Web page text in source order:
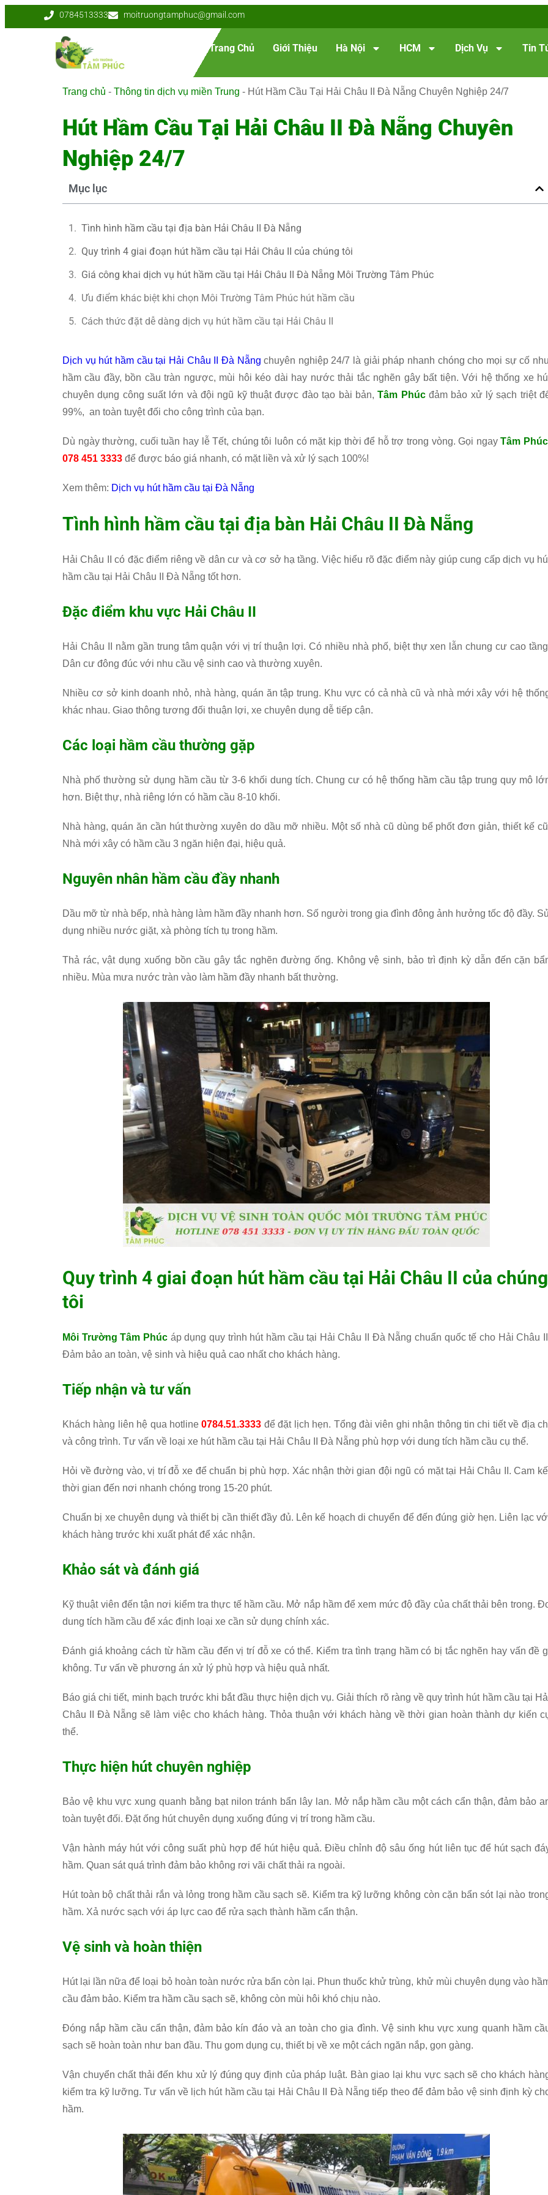
0784513333 moitruongtamphuc@gmail.com
Trang Chủ Giới Thiệu Hà Nội HCM Dịch Vụ Tin
Trang chủ - Thông tin dịch vụ miền Trung - Hút Hầm Cầu Tại Hải Châu II Đà Nẵng Chuyên Nghiệp 24/7
Hút Hầm Cầu Tại Hải Châu II Đà Nẵng Chuyên
Nghiệp 24/7
Mục lục
Tình hình hầm cầu tại địa bàn Hải Châu II Đà Nẵng
Quy trình 4 giai đoạn hút hầm cầu tại Hải Châu II của chúng tôi
Giá công khai dịch vụ hút hầm cầu tại Hải Châu II Đà Nẵng Môi Trường Tâm Phúc
Ưu điểm khác biệt khi chọn Môi Trường Tâm Phúc hút hầm cầu
Cách thức đặt dễ dàng dịch vụ hút hầm cầu tại Hải Châu II
Dịch vụ hút hầm cầu tại Hải Châu II Đà Nẵng chuyên nghiệp 24/7 là giải pháp nhanh chóng cho mọi sự cố
hầm cầu đầy, bồn cầu tràn ngược, mùi hôi kéo dài hay nước thải tắc nghẽn gây bất tiện. Với hệ thống xe
chuyên dụng công suất lớn và đội ngũ kỹ thuật được đào tạo bài bản,Tâm Phúcđảm bảo xử lý sạch triệt
99%, an toàn tuyệt đối cho công trình của bạn.
Dù ngày thường, cuối tuần hay lễ Tết, chúng tôi luôn có mặt kịp thời để hỗ trợ trong vòng. Gọi ngayTâm Phúc
078 451 3333 để được báo giá nhanh, có mặt liền và xử lý sạch 100%!
Xem thêm: Dịch vụ hút hầm cầu tại Đà Nẵng
Tình hình hầm cầu tại địa bàn Hải Châu II Đà Nẵng
Hải Châu II có đặc điểm riêng về dân cư và cơ sở hạ tầng. Việc hiểu rõ đặc điểm này giúp cung cấp dịch vụ
hầm cầu tại Hải Châu II Đà Nẵng tốt hơn.
Đặc điểm khu vực Hải Châu II
Hải Châu II nằm gần trung tâm quận với vị trí thuận lợi. Có nhiều nhà phố, biệt thự xen lẫn chung cư cao
Dân cư đông đúc với nhu cầu vệ sinh cao và thường xuyên.
Nhiều cơ sở kinh doanh nhỏ, nhà hàng, quán ăn tập trung. Khu vực có cả nhà cũ và nhà mới xây với hệ
khác nhau. Giao thông tương đối thuận lợi, xe chuyên dụng dễ tiếp cận.
Các loại hầm cầu thường gặp
Nhà phố thường sử dụng hầm cầu từ 3-6 khối dung tích. Chung cư có hệ thống hầm cầu tập trung quy mô
hơn. Biệt thự, nhà riêng lớn có hầm cầu 8-10 khối.
Nhà hàng, quán ăn cần hút thường xuyên do dầu mỡ nhiều. Một số nhà cũ dùng bể phốt đơn giản, thiết kế
Nhà mới xây có hầm cầu 3 ngăn hiện đại, hiệu quả.
Nguyên nhân hầm cầu đầy nhanh
Dầu mỡ từ nhà bếp, nhà hàng làm hầm đầy nhanh hơn. Số người trong gia đình đông ảnh hưởng tốc độ đầy.
dụng nhiều nước giặt, xà phòng tích tụ trong hầm.
Thả rác, vật dụng xuống bồn cầu gây tắc nghẽn đường ống. Không vệ sinh, bảo trì định kỳ dẫn đến cặn
nhiều. Mùa mưa nước tràn vào làm hầm đầy nhanh bất thường.
Quy trình 4 giai đoạn hút hầm cầu tại Hải Châu II của chúng
tôi
Môi Trường Tâm Phúcáp dụng quy trình hút hầm cầu tại Hải Châu II Đà Nẵng chuẩn quốc tế cho Hải Châu
Đảm bảo an toàn, vệ sinh và hiệu quả cao nhất cho khách hàng.
Tiếp nhận và tư vấn
Khách hàng liên hệ qua hotline0784.51.3333 để đặt lịch hẹn. Tổng đài viên ghi nhận thông tin chi tiết về địa
và công trình. Tư vấn về loại xe hút hầm cầu tại Hải Châu II Đà Nẵng phù hợp với dung tích hầm cầu cụ thể.
Hỏi về đường vào, vị trí đỗ xe để chuẩn bị phù hợp. Xác nhận thời gian đội ngũ có mặt tại Hải Châu II. Cam
thời gian đến nơi nhanh chóng trong 15-20 phút.
Chuẩn bị xe chuyên dụng và thiết bị cần thiết đầy đủ. Lên kế hoạch di chuyển để đến đúng giờ hẹn. Liên lạc
khách hàng trước khi xuất phát để xác nhận.
Khảo sát và đánh giá
Kỹ thuật viên đến tận nơi kiểm tra thực tế hầm cầu. Mở nắp hầm để xem mức độ đầy của chất thải bên trong.
dung tích hầm cầu để xác định loại xe cần sử dụng chính xác.
Đánh giá khoảng cách từ hầm cầu đến vị trí đỗ xe có thể. Kiểm tra tình trạng hầm có bị tắc nghẽn hay vấn đề
không. Tư vấn về phương án xử lý phù hợp và hiệu quả nhất.
Báo giá chi tiết, minh bạch trước khi bắt đầu thực hiện dịch vụ. Giải thích rõ ràng về quy trình hút hầm cầu tại
Châu II Đà Nẵng sẽ làm việc cho khách hàng. Thỏa thuận với khách hàng về thời gian hoàn thành dự kiến
thể.
Thực hiện hút chuyên nghiệp
Bảo vệ khu vực xung quanh bằng bạt nilon tránh bẩn lây lan. Mở nắp hầm cầu một cách cẩn thận, đảm bảo
toàn tuyệt đối. Đặt ống hút chuyên dụng xuống đúng vị trí trong hầm cầu.
Vận hành máy hút với công suất phù hợp để hút hiệu quả. Điều chỉnh độ sâu ống hút liên tục để hút sạch
hầm. Quan sát quá trình đảm bảo không rơi vãi chất thải ra ngoài.
Hút toàn bộ chất thải rắn và lỏng trong hầm cầu sạch sẽ. Kiểm tra kỹ lưỡng không còn cặn bẩn sót lại nào
hầm. Xả nước sạch với áp lực cao để rửa sạch thành hầm cẩn thận.
Vệ sinh và hoàn thiện
Hút lại lần nữa để loại bỏ hoàn toàn nước rửa bẩn còn lại. Phun thuốc khử trùng, khử mùi chuyên dụng vào
cầu đảm bảo. Kiểm tra hầm cầu sạch sẽ, không còn mùi hôi khó chịu nào.
Đóng nắp hầm cầu cẩn thận, đảm bảo kín đáo và an toàn cho gia đình. Vệ sinh khu vực xung quanh hầm
sạch sẽ hoàn toàn như ban đầu. Thu gom dụng cụ, thiết bị về xe một cách ngăn nắp, gọn gàng.
Vận chuyển chất thải đến khu xử lý đúng quy định của pháp luật. Bàn giao lại khu vực sạch sẽ cho khách
kiểm tra kỹ lưỡng. Tư vấn về lịch hút hầm cầu tại Hải Châu II Đà Nẵng tiếp theo để đảm bảo vệ sinh định kỳ
hầm.